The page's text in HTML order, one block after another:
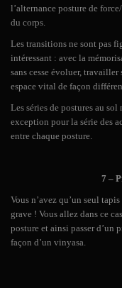
l’alternance posture de
du corps.
Les transitions ne sont pas
intéressant : avec la
sans cesse évoluer,
espace vital de façon
Les séries de postures au
exception pour la série des
entre chaque posture.
7 –
Vous n’avez qu’un seul
grave ! Vous allez dans ce
posture et ainsi passer d’un
façon d’un vinyasa.